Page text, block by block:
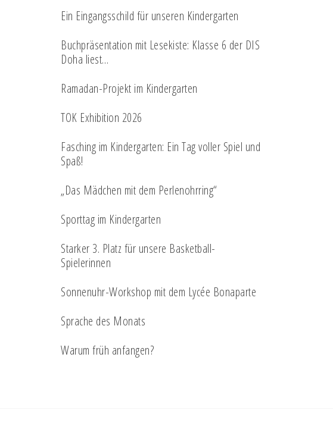
Ein Eingangsschild für unseren Kindergarten
Buchpräsentation mit Lesekiste: Klasse 6 der DIS
Doha liest…
Ramadan-Projekt im Kindergarten
TOK Exhibition 2026
Fasching im Kindergarten: Ein Tag voller Spiel und
Spaß!
„Das Mädchen mit dem Perlenohrring“
Sporttag im Kindergarten
Starker 3. Platz für unsere Basketball-
Spielerinnen
Sonnenuhr-Workshop mit dem Lycée Bonaparte
Sprache des Monats
Warum früh anfangen?